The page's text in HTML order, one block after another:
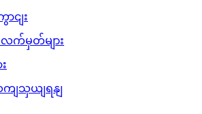
ငျး
လက်မှတ်များ
ျသှယျရနျ